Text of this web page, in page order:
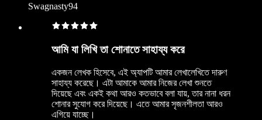
Swagnasty94
আমি যা লিখি তা শোনাতে সাহায্য করে
একজন লেখক হিসেবে, এই অ্যাপটি আমার লেখালেখিতে দারুণ
সাহায্য করেছে। এটা আমাকে আমার নিজের লেখা শুনতে
দিয়েছে এবং একই কথা আরও কতভাবে বলা যায়, তার নানা ধরন
শোনার সুযোগ করে দিয়েছে। এতে আমার সৃজনশীলতা আরও
এগিয়ে যাচ্ছে।